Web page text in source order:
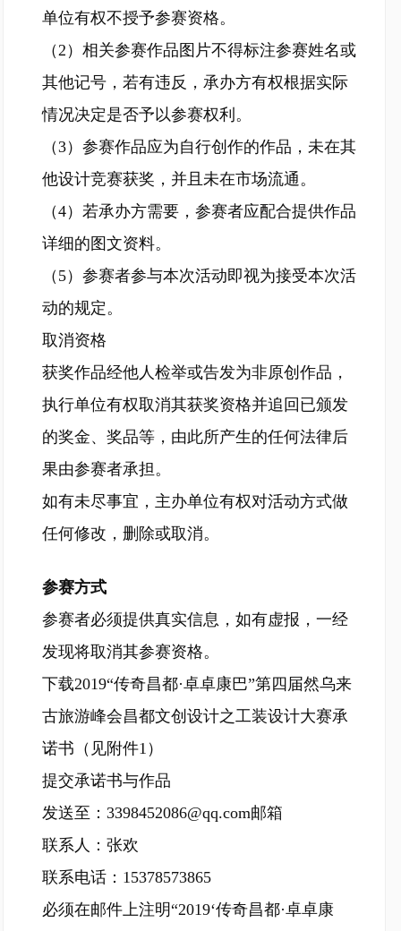
单位有权不授予参赛资格。
（2）相关参赛作品图片不得标注参赛姓名或
其他记号，若有违反，承办方有权根据实际
情况决定是否予以参赛权利。
（3）参赛作品应为自行创作的作品，未在其
他设计竞赛获奖，并且未在市场流通。
（4）若承办方需要，参赛者应配合提供作品
详细的图文资料。
（5）参赛者参与本次活动即视为接受本次活
动的规定。
取消资格
获奖作品经他人检举或告发为非原创作品，
执行单位有权取消其获奖资格并追回已颁发
的奖金、奖品等，由此所产生的任何法律后
果由参赛者承担。
如有未尽事宜，主办单位有权对活动方式做
任何修改，删除或取消。
参赛方式
参赛者必须提供真实信息，如有虚报，一经
发现将取消其参赛资格。
下载2019“传奇昌都·卓卓康巴”第四届然乌来
古旅游峰会昌都文创设计之工装设计大赛承
诺书（见附件1）
提交承诺书与作品
发送至： 3398452086@qq.com邮箱
联系人：张欢
联系电话：15378573865
必须在邮件上注明“2019‘传奇昌都·卓卓康